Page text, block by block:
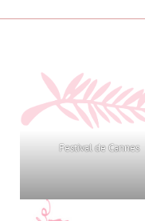
Festival de Cannes